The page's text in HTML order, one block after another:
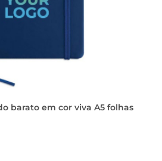
barato em cor viva A5 folhas